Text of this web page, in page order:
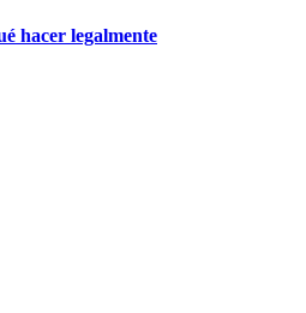
hacer legalmente